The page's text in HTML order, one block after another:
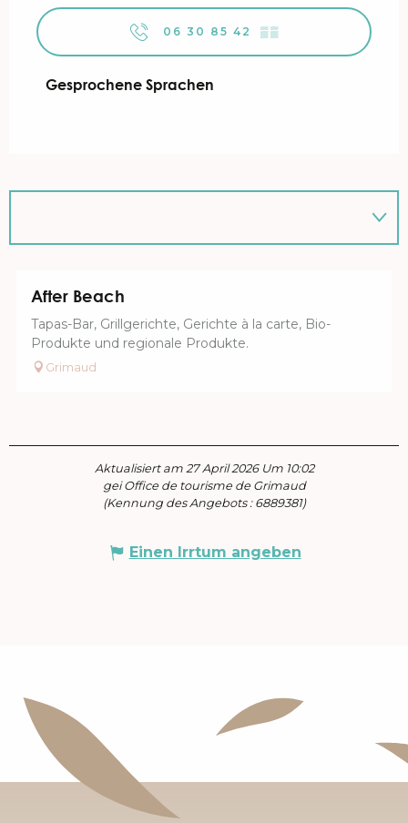
06 30 85 42 ▒▒
Gesprochene Sprachen
Gesprochene Sprachen
After Beach
Tapas-Bar, Grillgerichte, Gerichte à la carte, Bio-
Produkte und regionale Produkte.
Grimaud
Aktualisiert am 27 April 2026 Um 10:02
gei Office de tourisme de Grimaud
(Kennung des Angebots : 6889381)
Einen Irrtum angeben